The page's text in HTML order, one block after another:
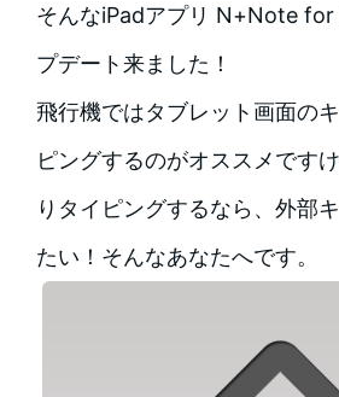
そんなiPadアプリ N+Note for
プデート来ました！
飛行機ではタブレット画面の
ピングするのがオススメです
りタイピングするなら、外部
たい！そんなあなたへです。